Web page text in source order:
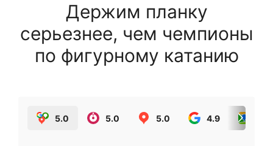
Держим планку
серьезнее, чем чемпионы
по фигурному катанию
5.0 5.0 5.0 4.9